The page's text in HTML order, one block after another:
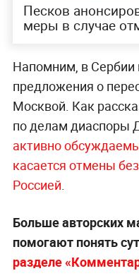
Песков
меры в случае
Напомним, в
предложения о
Москвой. Как
по делам диаспоры
активно
касается отмены
Россией
Больше авторских
помогают понять
разделе